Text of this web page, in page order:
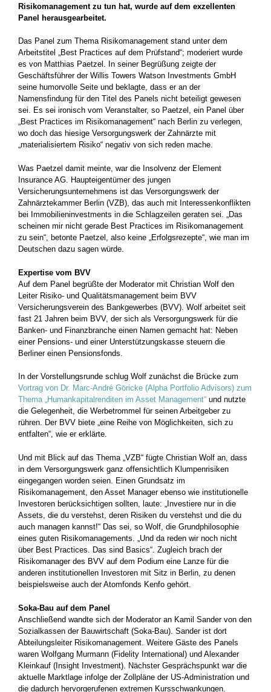
Risikomanagement zu tun hat, wurde auf dem exzellenten
Panel herausgearbeitet.
Das Panel zum Thema Risikomanagement stand unter dem
Arbeitstitel „Best Practices auf dem Prüfstand“; moderiert wurde
es von Matthias Paetzel. In seiner Begrüßung zeigte der
Geschäftsführer der Willis Towers Watson Investments GmbH
seine humorvolle Seite und beklagte, dass er an der
Namensfindung für den Titel des Panels nicht beteiligt gewesen
sei. Es sei ironisch vom Veranstalter, so Paetzel, ein Panel über
„Best Practices im Risikomanagement“ nach Berlin zu verlegen,
wo doch das hiesige Versorgungswerk der Zahnärzte mit
„materialisiertem Risiko“ negativ von sich reden mache.
Was Paetzel damit meinte, war die Insolvenz der Element
Insurance AG. Haupteigentümer des jungen
Versicherungsunternehmens ist das Versorgungswerk der
Zahnärztekammer Berlin (VZB), das auch mit Interessenkonflikten
bei Immobilieninvestments in die Schlagzeilen geraten sei. „Das
scheinen mir nicht gerade Best Practices im Risikomanagement
zu sein“, betonte Paetzel, also keine „Erfolgsrezepte“, wie man im
Deutschen dazu sagen würde.
Expertise vom BVV
Auf dem Panel begrüßte der Moderator mit Christian Wolf den
Leiter Risiko- und Qualitätsmanagement beim BVV
Versicherungsverein des Bankgewerbes (BVV). Wolf arbeitet seit
fast 21 Jahren beim BVV, der sich als Versorgungswerk für die
Banken- und Finanzbranche einen Namen gemacht hat: Neben
einer Pensions- und einer Unterstützungskasse steuern die
Berliner einen Pensionsfonds.
In der Vorstellungsrunde schlug Wolf zunächst die Brücke zum
Vortrag von Dr. Marc-André Göricke (Alpha Portfolio Advisors) zum
Thema „Humankapitalrenditen im Asset Management“ und nutzte
die Gelegenheit, die Werbetrommel für seinen Arbeitgeber zu
rühren. Der BVV biete „eine Reihe von Möglichkeiten, sich zu
entfalten“, wie er erklärte.
Und mit Blick auf das Thema „VZB“ fügte Christian Wolf an, dass
in dem Versorgungswerk ganz offensichtlich Klumpenrisiken
eingegangen worden seien. Einen Grundsatz im
Risikomanagement, den Asset Manager ebenso wie institutionelle
Investoren berücksichtigen sollten, laute: „Investiere nur in die
Assets, die du verstehst, deren Risiken du verstehst und die du
auch managen kannst!“ Das sei, so Wolf, die Grundphilosophie
eines guten Risikomanagements. „Und da reden wir noch nicht
über Best Practices. Das sind Basics“. Zugleich brach der
Risikomanager des BVV auf dem Podium eine Lanze für die
anderen institutionellen Investoren mit Sitz in Berlin, zu denen
beispielsweise auch der Atomfonds Kenfo gehört.
Soka-Bau auf dem Panel
Anschließend wandte sich der Moderator an Kamil Sander von den
Sozialkassen der Bauwirtschaft (Soka-Bau). Sander ist dort
Abteilungsleiter Risikomanagement. Weitere Gäste des Panels
waren Wolfgang Murmann (Fidelity International) und Alexander
Kleinkauf (Insight Investment). Nächster Gesprächspunkt war die
aktuelle Marktlage infolge der Zollpläne der US-Administration und
die dadurch hervorgerufenen extremen Kursschwankungen.